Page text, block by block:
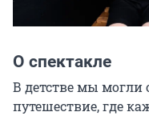
О спектакле
В детстве мы могли
путешествие, где